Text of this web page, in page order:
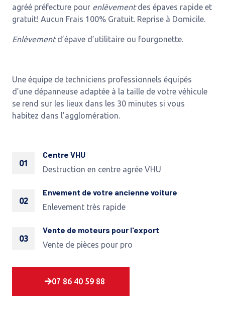
agréé préfecture pour enlèvementdes épaves rapide et
gratuit! Aucun Frais 100% Gratuit. Reprise à Domicile.
Enlèvementd’épave d’utilitaire ou fourgonette.
Une équipe de techniciens professionnels équipés
d’une dépanneuse adaptée à la taille de votre véhicule
se rend sur les lieux dans les 30 minutes si vous
habitez dans l’agglomération.
01
Centre VHU
Destruction en centre agrée VHU
02
Envement de votre ancienne voiture
Enlevement très rapide
03
Vente de moteurs pour l'export
Vente de pièces pour pro
07 86 40 59 88